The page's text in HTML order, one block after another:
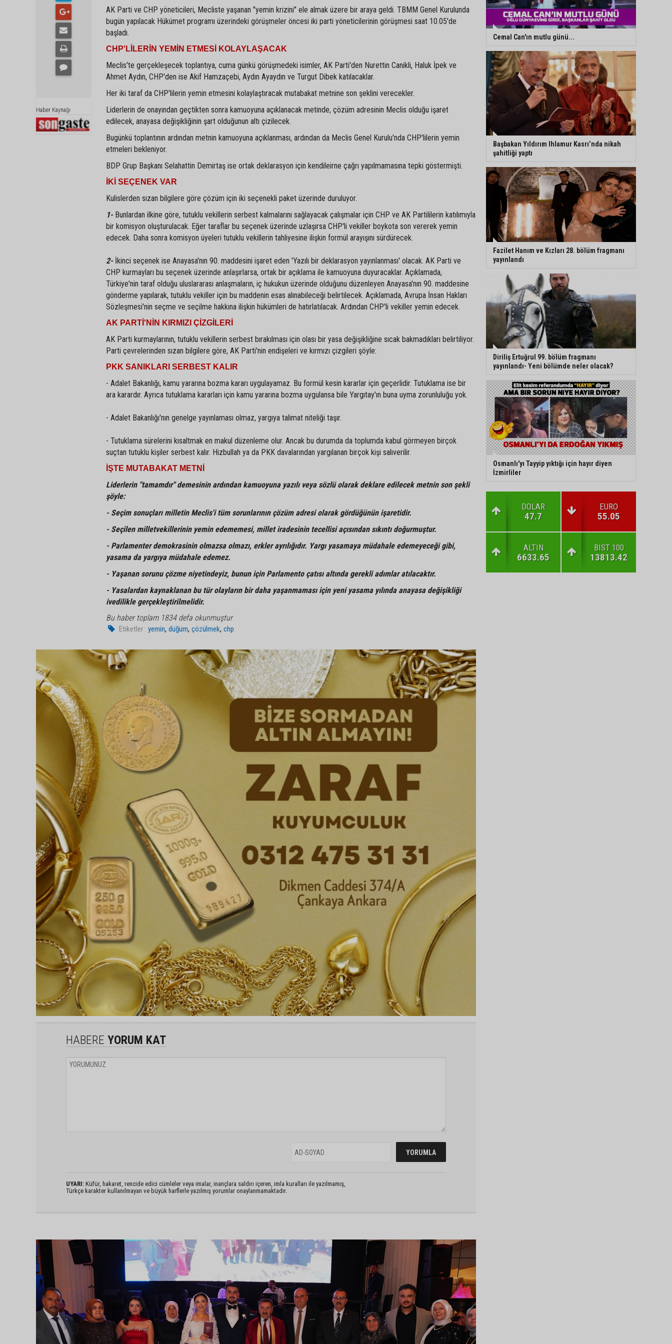
Haber Kaynağı
AK Parti ve CHP yöneticileri, Mecliste yaşanan "yemin krizini" ele almak üzere bir araya geldi. TBMM Genel Kurulunda
bugün yapılacak Hükümet programı üzerindeki görüşmeler öncesi iki parti yöneticilerinin görüşmesi saat 10.05'de
başladı.
CHP'LİLERİN YEMİN ETMESİ KOLAYLAŞACAK
Meclis'te gerçekleşecek toplantıya, cuma günkü görüşmedeki isimler, AK Parti'den Nurettin Canikli, Haluk İpek ve
Ahmet Aydın, CHP'den ise Akif Hamzaçebi, Aydın Ayaydın ve Turgut Dibek katılacaklar.
Her iki taraf da CHP'lilerin yemin etmesini kolaylaştıracak mutabakat metnine son şeklini verecekler.
Liderlerin de onayından geçtikten sonra kamuoyuna açıklanacak metinde, çözüm adresinin Meclis olduğu işaret
edilecek, anayasa değişikliğinin şart olduğunun altı çizilecek.
Bugünkü toplantının ardından metnin kamuoyuna açıklanması, ardından da Meclis Genel Kurulu'nda CHP'lilerin yemin
etmeleri bekleniyor.
BDP Grup Başkanı Selahattin Demirtaş ise ortak deklarasyon için kendileirne çağrı yapılmamasına tepki göstermişti.
İKİ SEÇENEK VAR
Kulislerden sızan bilgilere göre çözüm için iki seçenekli paket üzerinde duruluyor.
1- Bunlardan ilkine göre, tutuklu vekillerin serbest kalmalarını sağlayacak çalışmalar için CHP ve AK Partililerin katılımıyla
bir komisyon oluşturulacak. Eğer taraflar bu seçenek üzerinde uzlaşırsa CHP'li vekiller boykota son vererek yemin
edecek. Daha sonra komisyon üyeleri tutuklu vekillerin tahliyesine ilişkin formül arayışını sürdürecek.
2- İkinci seçenek ise Anayasa'nın 90. maddesini işaret eden 'Yazılı bir deklarasyon yayınlanması' olacak. AK Parti ve
CHP kurmayları bu seçenek üzerinde anlaşırlarsa, ortak bir açıklama ile kamuoyuna duyuracaklar. Açıklamada,
Türkiye'nin taraf olduğu uluslararası anlaşmaların, iç hukukun üzerinde olduğunu düzenleyen Anayasa'nın 90. maddesine
gönderme yapılarak, tutuklu vekiller için bu maddenin esas alınabileceği belirtilecek. Açıklamada, Avrupa İnsan Hakları
Sözleşmesi'nin seçme ve seçilme hakkına ilişkin hükümleri de hatırlatılacak. Ardından CHP'li vekiller yemin edecek.
AK PARTİ'NİN KIRMIZI ÇİZGİLERİ
AK Parti kurmaylarının, tutuklu vekillerin serbest bırakılması için olası bir yasa değişikliğine sıcak bakmadıkları belirtiliyor.
Parti çevrelerinden sızan bilgilere göre, AK Parti'nin endişeleri ve kırmızı çizgileri şöyle:
PKK SANIKLARI SERBEST KALIR
- Adalet Bakanlığı, kamu yararına bozma kararı uygulayamaz. Bu formül kesin kararlar için geçerlidir. Tutuklama ise bir
ara karardır. Ayrıca tutuklama kararları için kamu yararına bozma uygulansa bile Yargıtay'ın buna uyma zorunluluğu yok.
- Adalet Bakanlığı'nın genelge yayınlaması olmaz, yargıya talimat niteliği taşır.
- Tutuklama sürelerini kısaltmak en makul düzenleme olur. Ancak bu durumda da toplumda kabul görmeyen birçok
suçtan tutuklu kişiler serbest kalır. Hizbullah ya da PKK davalarından yargılanan birçok kişi salıverilir.
İŞTE MUTABAKAT METNİ
Liderlerin "tamamdır" demesinin ardından kamuoyuna yazılı veya sözlü olarak deklare edilecek metnin son şekli
şöyle:
- Seçim sonuçları milletin Meclis'i tüm sorunlarının çözüm adresi olarak gördüğünün işaretidir.
- Seçilen milletvekillerinin yemin edememesi, millet iradesinin tecellisi açısından sıkıntı doğurmuştur.
- Parlamenter demokrasinin olmazsa olmazı, erkler ayrılığıdır. Yargı yasamaya müdahale edemeyeceği gibi,
yasama da yargıya müdahale edemez.
- Yaşanan sorunu çözme niyetindeyiz, bunun için Parlamento çatısı altında gerekli adımlar atılacaktır.
- Yasalardan kaynaklanan bu tür olayların bir daha yaşanmaması için yeni yasama yılında anayasa değişikliği
ivedilikle gerçekleştirilmelidir.
Bu haber toplam 1834 defa okunmuştur
Etiketler : yemin,düğüm,çözülmek,chp
HABERE YORUM KAT
UYARI: Küfür, hakaret, rencide edici cümleler veya imalar, inançlara saldırı içeren, imla kuralları ile yazılmamış,
Türkçe karakter kullanılmayan ve büyük harflerle yazılmış yorumlar onaylanmamaktadır.
Cemal Can'ın mutlu günü...
Başbakan Yıldırım Ihlamur Kasrı’nda nikah
şahitliği yaptı
Fazilet Hanım ve Kızları 28. bölüm fragmanı
yayınlandı
Diriliş Ertuğrul 99. bölüm fragmanı
yayınlandı- Yeni bölümde neler olacak?
Osmanlı'yı Tayyip yıktığı için hayır diyen
İzmirliler
DOLAR
47.7
EURO
55.05
ALTIN
6633.65
BIST 100
13813.42